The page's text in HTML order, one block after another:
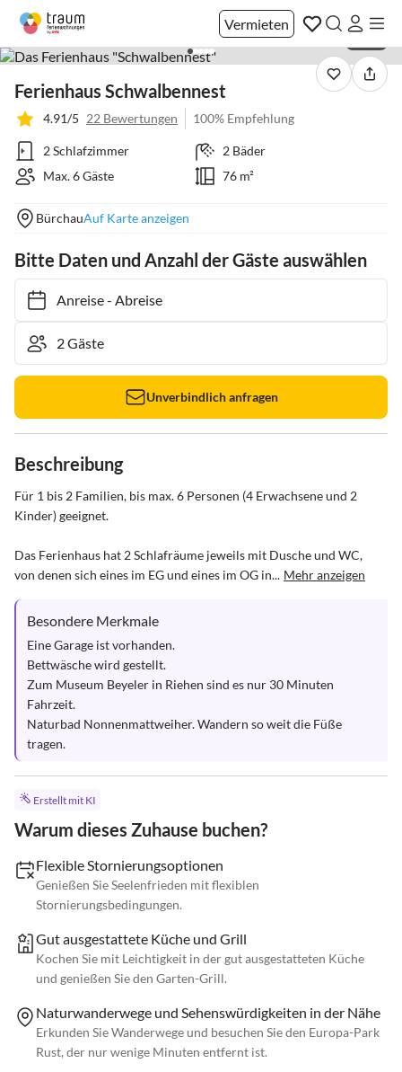
Vermieten
Ferienhaus Schwalbennest
4.91/5 22 Bewertungen 100% Empfehlung
2 Schlafzimmer
2 Bäder
Max. 6 Gäste
76 m²
BürchauAuf Karte anzeigen
Bitte Daten und Anzahl der Gäste auswählen
Anreise- Abreise
Unverbindlich anfragen
Beschreibung
Für 1 bis 2 Familien, bis max. 6 Personen (4 Erwachsene und 2
Kinder) geeignet.
Das Ferienhaus hat 2 Schlafräume jeweils mit Dusche und WC,
von denen sich eines im EG und eines im OG in... Mehr anzeigen
Besondere Merkmale
Eine Garage ist vorhanden.
Bettwäsche wird gestellt.
Zum Museum Beyeler in Riehen sind es nur 30 Minuten
Fahrzeit.
Naturbad Nonnenmattweiher. Wandern so weit die Füße
tragen.
Erstellt mit KI
Warum dieses Zuhause buchen?
Flexible Stornierungsoptionen
Genießen Sie Seelenfrieden mit flexiblen
Stornierungsbedingungen.
Gut ausgestattete Küche und Grill
Kochen Sie mit Leichtigkeit in der gut ausgestatteten Küche
und genießen Sie den Garten-Grill.
Naturwanderwege und Sehenswürdigkeiten in der Nähe
Erkunden Sie Wanderwege und besuchen Sie den Europa-Park
Rust, der nur wenige Minuten entfernt ist.